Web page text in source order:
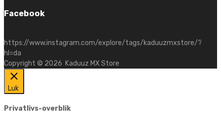
Facebook
https://www.instagram.com/explore/tags/kaduuzmxstore/?
hl=da
Copyright © 2026 Kaduuz MX Store
Luk
Privatlivs-overblik